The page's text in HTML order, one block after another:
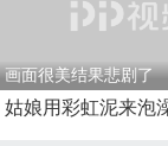
画面很美结果悲剧了
姑娘用彩虹泥来泡